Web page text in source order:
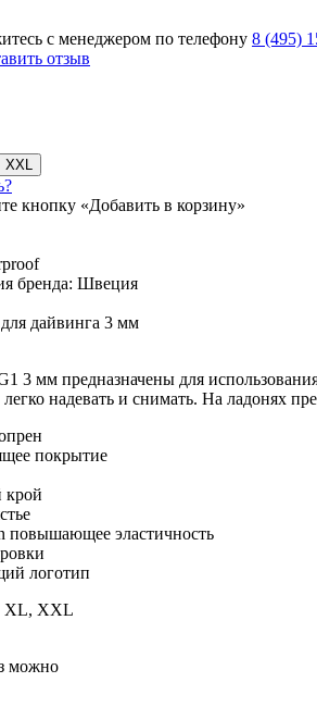
с менеджером по телефону 8 (495)
отзыв
XXL
кнопку «Добавить в корзину»
бренда: Швеция
дайвинга 3 мм
3 мм предназначены для
легко надевать и снимать. На ладонях
покрытие
крой
повышающее эластичность
логотип
XL, XXL
можно